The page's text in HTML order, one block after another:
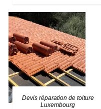
Devis réparation de toiture
Luxembourg